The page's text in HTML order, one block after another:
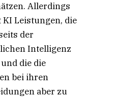
Allerdings
Leistungen, die
der
Intelligenz
die die
bei ihren
aber zu